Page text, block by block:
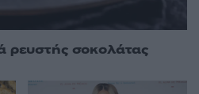
ρευστής σοκολάτας